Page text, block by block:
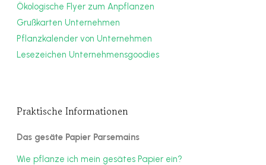
Ökologische Flyer zum Anpflanzen
Grußkarten Unternehmen
Pflanzkalender von Unternehmen
Lesezeichen Unternehmensgoodies
Praktische Informationen
Das gesäte Papier Parsemains
Wie pflanze ich mein gesätes Papier ein?